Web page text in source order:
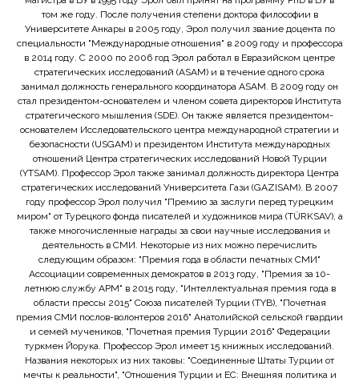
том же году. После получения степени доктора философии в
Университете Анкары в 2005 году, Эрол получил звание доцента по
специальности "Международные отношения" в 2009 году и профессора
в 2014 году. С 2000 по 2006 год Эрол работал в Евразийском центре
стратегических исследований (ASAM) и в течение одного срока
занимал должность генерального координатора ASAM. В 2009 году он
стал президентом-основателем и членом совета директоров Института
стратегического мышления (SDE). Он также является президентом-
основателем Исследовательского центра международной стратегии и
безопасности (USGAM) и президентом Института международных
отношений Центра стратегических исследований Новой Турции
(YTSAM). Профессор Эрол также занимал должность директора Центра
стратегических исследований Университета Гази (GAZISAM). В 2007
году профессор Эрол получил "Премию за заслуги перед турецким
миром" от Турецкого фонда писателей и художников мира (TÜRKSAV), а
также многочисленные награды за свои научные исследования и
деятельность в СМИ. Некоторые из них можно перечислить
следующим образом: "Премия года в области печатных СМИ"
Ассоциации современных демократов в 2013 году, "Премия за 10-
летнюю службу APM" в 2015 году, "Интеллектуальная премия года в
области прессы 2015" Союза писателей Турции (TYB), "Почетная
премия СМИ послов-волонтеров 2016" Анатолийской сельской гвардии
и семей мучеников, "Почетная премия Турции 2016" Федерации
туркмен Йорука. Профессор Эрол имеет 15 книжных исследований.
Названия некоторых из них таковы: "Соединенные Штаты Турции от
мечты к реальности", "Отношения Турции и ЕС: Внешняя политика и